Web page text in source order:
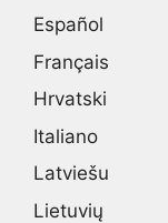
Español
Français
Hrvatski
Italiano
Latviešu
Lietuvių